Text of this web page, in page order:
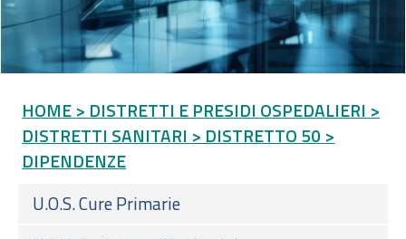
HOME > DISTRETTI E PRESIDI OSPEDALIERI >
DISTRETTI SANITARI > DISTRETTO 50 >
DIPENDENZE
U.O.S. Cure Primarie